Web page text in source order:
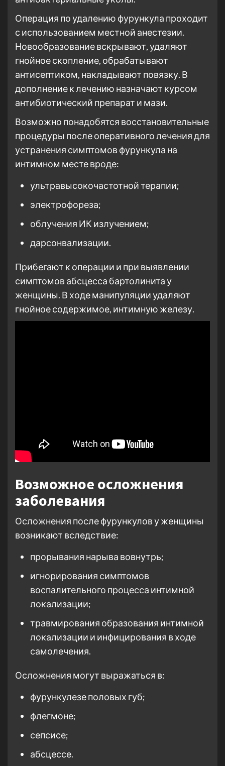
Операция по удалению фурункула проходит
с использованием местной анестезии.
Новообразование вскрывают, удаляют
гнойное скопление, обрабатывают
антисептиком, накладывают повязку. В
дополнение к лечению назначают курсом
антибиотический препарат и мази.
Возможно понадобятся восстановительные
процедуры после оперативного лечения для
устранения симптомов фурункула на
интимном месте вроде:
ультравысокочастотной терапии;
электрофореза;
облучения ИК излучением;
дарсонвализации.
Прибегают к операции и при выявлении
симптомов абсцесса бартолинита у
женщины. В ходе манипуляции удаляют
гнойное содержимое, интимную железу.
Возможное осложнения
заболевания
Осложнения после фурункулов у женщины
возникают вследствие:
прорывания нарыва вовнутрь;
игнорирования симптомов
воспалительного процесса интимной
локализации;
травмирования образования интимной
локализации и инфицирования в ходе
самолечения.
Осложнения могут выражаться в:
фурункулезе половых губ;
флегмоне;
сепсисе;
абсцессе.